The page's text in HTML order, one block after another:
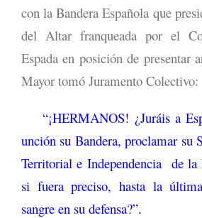
con la Bandera Española que
del Altar franqueada por el
Espada en posición de presentar
Mayor tomó Juramento Colectivo:
“¡HERMANOS! ¿Juráis a
unción su Bandera, proclamar su
Territorial e Independencia de la
si fuera preciso, hasta la
sangre en su defensa?”.